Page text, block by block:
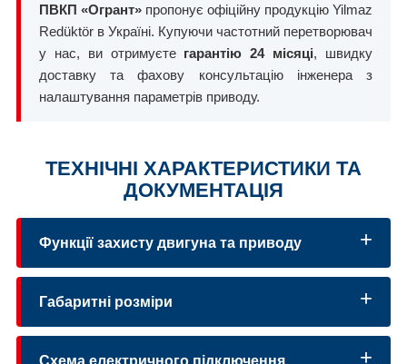
ПВКП «Огрант» пропонує офіційну продукцію Yilmaz
Redüktör в Україні. Купуючи частотний перетворювач
у нас, ви отримуєте гарантію 24 місяці, швидку
доставку та фахову консультацію інженера з
налаштування параметрів приводу.
ТЕХНІЧНІ ХАРАКТЕРИСТИКИ ТА
ДОКУМЕНТАЦІЯ
Функції захисту двигуна та приводу
Габаритні розміри
Схема електричного підключення